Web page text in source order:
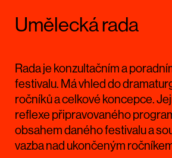
Umělecká rada
Rada je konzultačním a
festivalu. Má vhled do
ročníků a celkové koncepce.
reflexe připravovaného
obsahem daného festivalu a
vazba nad ukončeným